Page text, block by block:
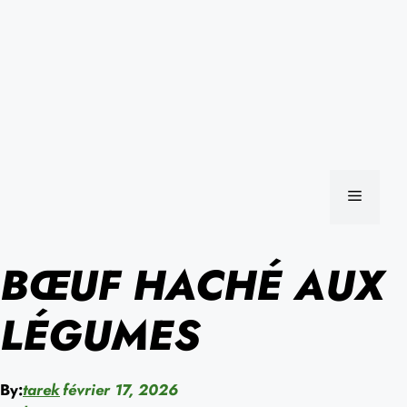
MENU
BŒUF HACHÉ AUX
LÉGUMES
By:tarekfévrier 17, 2026